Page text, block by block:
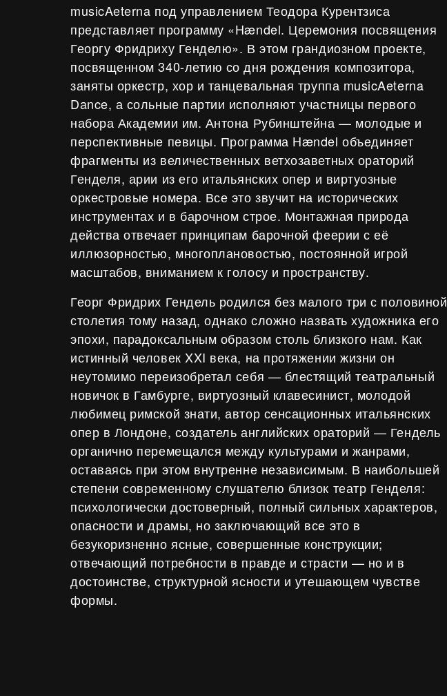
musicAeterna под управлением Теодора Курентзиса
представляет программу «Hændel. Церемония посвящения
Георгу Фридриху Генделю». В этом грандиозном проекте,
посвященном 340-летию со дня рождения композитора,
заняты оркестр, хор и танцевальная труппа musicAeterna
Dance, а сольные партии исполняют участницы первого
набора Академии им. Антона Рубинштейна — молодые и
перспективные певицы. Программа Hændel объединяет
фрагменты из величественных ветхозаветных ораторий
Генделя, арии из его итальянских опер и виртуозные
оркестровые номера. Все это звучит на исторических
инструментах и в барочном строе. Монтажная природа
действа отвечает принципам барочной феерии с её
иллюзорностью, многоплановостью, постоянной игрой
масштабов, вниманием к голосу и пространству.
Георг Фридрих Гендель родился без малого три с половиной
столетия тому назад, однако сложно назвать художника его
эпохи, парадоксальным образом столь близкого нам. Как
истинный человек XXI века, на протяжении жизни он
неутомимо переизобретал себя — блестящий театральный
новичок в Гамбурге, виртуозный клавесинист, молодой
любимец римской знати, автор сенсационных итальянских
опер в Лондоне, создатель английских ораторий — Гендель
органично перемещался между культурами и жанрами,
оставаясь при этом внутренне независимым. В наибольшей
степени современному слушателю близок театр Генделя:
психологически достоверный, полный сильных характеров,
опасности и драмы, но заключающий все это в
безукоризненно ясные, совершенные конструкции;
отвечающий потребности в правде и страсти — но и в
достоинстве, структурной ясности и утешающем чувстве
формы.